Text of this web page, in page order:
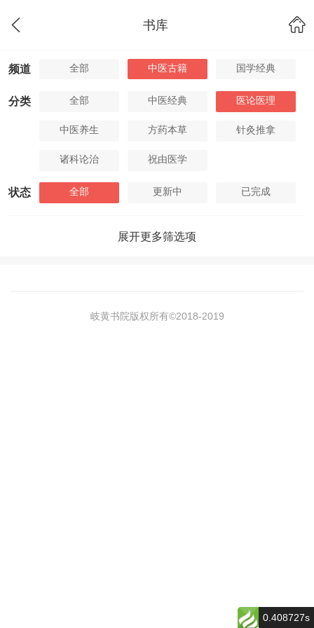
书库
频道 全部 中医古籍 国学经典
分类 全部 中医经典 医论医理
中医养生 方药本草 针灸推拿
诸科论治 祝由医学
状态 全部 更新中 已完成
展开更多筛选项
岐黄书院版权所有©2018-2019
0.408727s